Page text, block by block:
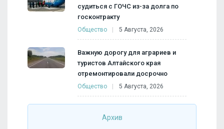
судиться с ГОЧС из-за долга по
госконтракту
Общество 5 Августа, 2026
Важную дорогу для аграриев и
туристов Алтайского края
отремонтировали досрочно
Общество 5 Августа, 2026
Архив